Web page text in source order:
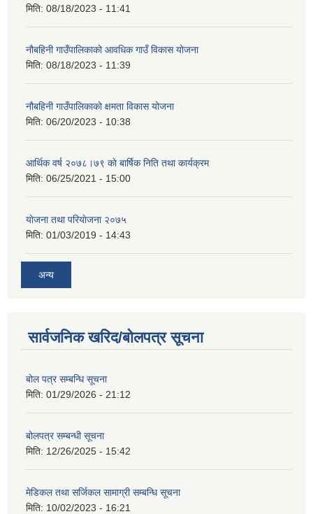
मिति: 08/18/2023 - 11:41
नौबहिनी गाउँपालिकाको आवधिक गाउँ विकास योजना
मिति: 08/18/2023 - 11:39
नौबहिनी गाउँपालिकाको क्षमता विकास योजना
मिति: 06/20/2023 - 10:38
आर्थिक वर्ष २०७८।७९ काे बार्षिक निति तथा कार्यक्रम
मिति: 06/25/2021 - 15:00
याेजना तथा परियाेजना २०७५
मिति: 01/03/2019 - 14:43
अन्य
सार्वजनिक खरिद/बोलपत्र सूचना
बोल पत्र सम्बन्धि सूचना
मिति: 01/29/2026 - 21:12
बोलपत्र सम्बन्धी सूचना
मिति: 12/26/2025 - 15:42
मेडिकल तथा सर्जिकल सामाग्री सम्बन्धि सूचना
मिति: 10/02/2023 - 16:21